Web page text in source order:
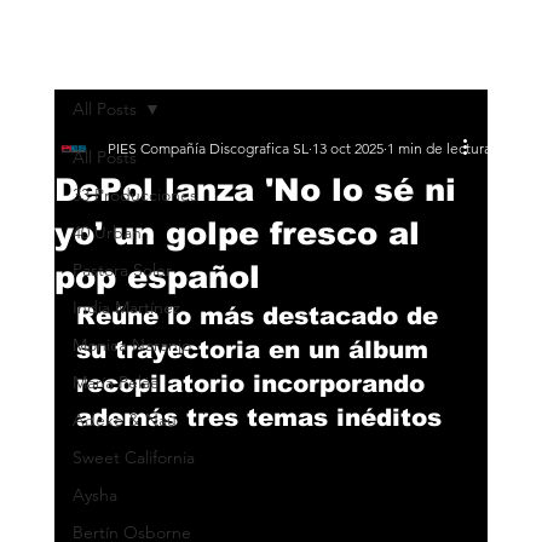
All Posts
33 Producciones
40 Urban
Pastora Soler
India Martínez
Monica Naranjo
María Peláe
Adexe & Nau
Sweet California
Aysha
Bertín Osborne
All Posts
DePol lanza 'No lo sé ni
yo' un golpe fresco al
pop español
PIES Compañía Discografica SL 13 oct 2025 1 min de lectura
Reúne lo más destacado de
su trayectoria en un álbum
recopilatorio incorporando
además tres temas inéditos